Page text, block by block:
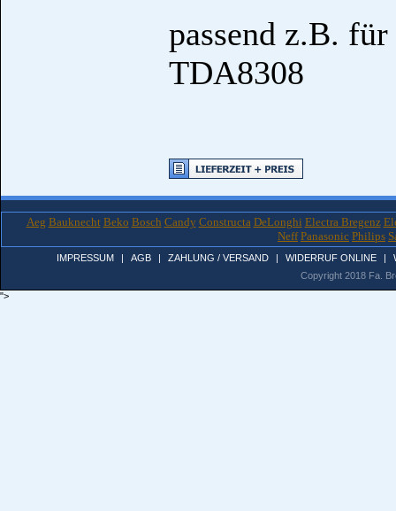
passend z.B.
TDA8308
Aeg Bauknecht Beko Bosch Candy Constructa DeLonghi Electra Bregenz
Neff Panasonic Philips
IMPRESSUM | AGB | ZAHLUNG / VERSAND | WIDERRUF ONLINE |
Copyright 2018 Fa.
">